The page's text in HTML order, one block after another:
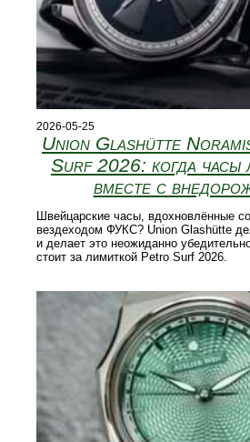
2026-05-25
Union Glashütte
Surf 2026: когда часы
вместе с
Швейцарские часы, вдохновлённые
вездеходом ФУКС? Union Glashütte
и делает это неожиданно
стоит за лимиткой Petro Surf 2026.